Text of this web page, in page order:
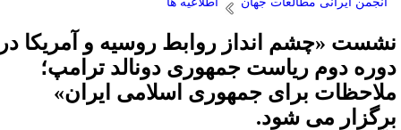
«چشم انداز روابط روسیه و آمریکا در
دوم ریاست جمهوری دونالد ترامپ؛
برای جمهوری اسلامی ایران»
می شود.